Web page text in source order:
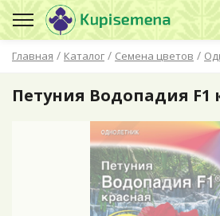
Главная / Каталог / Семена цветов /
Петуния Водопадия F1